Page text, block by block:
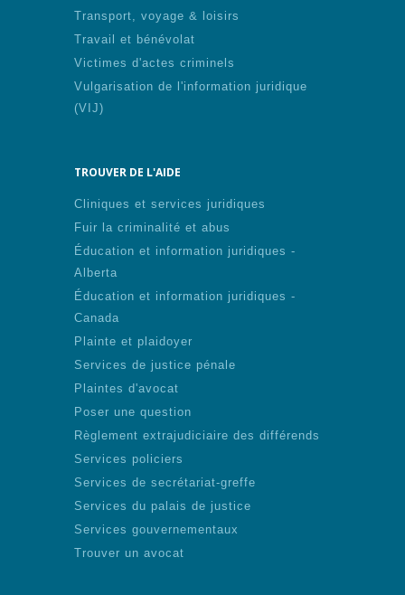
Transport, voyage & loisirs
Travail et bénévolat
Victimes d'actes criminels
Vulgarisation de l'information juridique
(VIJ)
TROUVER DE L'AIDE
Cliniques et services juridiques
Fuir la criminalité et abus
Éducation et information juridiques -
Alberta
Éducation et information juridiques -
Canada
Plainte et plaidoyer
Services de justice pénale
Plaintes d'avocat
Poser une question
Règlement extrajudiciaire des différends
Services policiers
Services de secrétariat-greffe
Services du palais de justice
Services gouvernementaux
Trouver un avocat